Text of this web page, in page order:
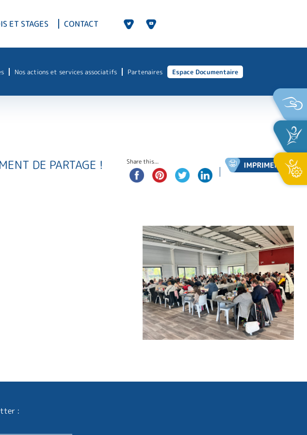
ET STAGES CONTACT
Nos actions et services associatifs Partenaires Espace Documentaire
DE PARTAGE ! Share this...
: